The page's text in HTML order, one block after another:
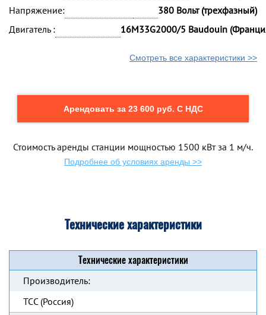
Напряжение:
380 Вольт (трехфазный)
Двигатель :
16M33G2000/5 Baudouin
Смотреть все характеристики >>
Арендовать за 23 600 руб. С НДС
Стоимость аренды станции мощностью 1500 кВт за 1 м/ч.
Подробнее об условиях аренды >>
Технические характеристики
Технические характеристики
Производитель:
ТСС (Россия)